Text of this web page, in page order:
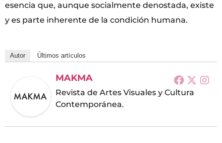
esencia que, aunque socialmente denostada, existe
y es parte inherente de la condición humana.
Autor Últimos artículos
MAKMA
Revista de Artes Visuales y Cultura
Contemporánea.